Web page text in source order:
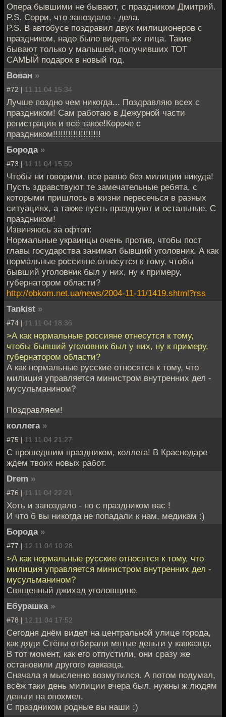
Опера бывшими не бывают, с праздником Дмитрий.
P.S. Сорри, что запоздало - дела.
P.S. В автобусе поздравил двух милиционеров с
праздником, надо было видеть их лица. Такие
бывают только у малышей, получивших ТОТ
САМЫЙ подарок в новый год.
Вован »
#72 | 11.11.04 15:34
Лучше поздно чем никогда... Поздравляю всех с
праздником! Сам работаю в Дежурной части
регистрация и всё такое!Короче с
праздником!!!!!!!!!!!!!!!!!!!
Борода »
#73 | 11.11.04 15:50
Чтобы ни говорили, все равно без милиции никуда!
Пусть здравствуют те замечательные ребята, с
которыми пришлось в жизни пересечься в разных
ситуациях, а также пусть празднуют и остальные. С
праздником!
Извиняюсь за офтоп:
Нормальные украинцы очень против, чтобы пост
главы государства занимал бывший уголовник. А как
нормальные россияне отнесутся к тому, чтобы
бывший уголовник был у них, ну к примеру,
губернатором области?
http://obkom.net.ua/news/2004-11-11/1419.shtml?rss
Tankist »
#74 | 11.11.04 18:36
>А как нормальные россияне отнесутся к тому,
чтобы бывший уголовник был у них, ну к примеру,
губернатором области?
А как нормальные русские относятся к тому, что
милиция управляется министром внутренних дел -
мусульманином?
Поздравляем!
коллега »
#75 | 11.11.04 21:27
С прошедшим праздником, коллега! В Краснодаре
ждем твоих новых работ.
Drem »
#76 | 11.11.04 22:21
Хоть и запоздало - но с праздником вас !
И что б вы никогда не попадали к нам, медикам :)
Борода »
#77 | 12.11.04 10:28
>А как нормальные русские относятся к тому, что
милиция управляется министром внутренних дел -
мусульманином?
Священный джихад уголовщине.
Ебурашка »
#78 | 12.11.04 17:52
Сегодня днём видел на центральной улице города,
как дяди Стёпы отбирали мятые деньги у кавказца.
В тот момент, как его отпустили, они сразу же
остановили другого кавказца.
Сначала я мысленно возмутился. А потом подумал,
всёж таки день милиции вчера был, нужны ж людям
деньги на опохмел.
С праздником родные вы наши :)